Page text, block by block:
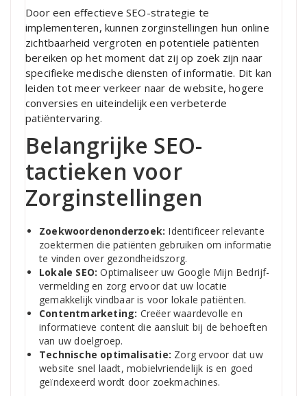
Door een effectieve SEO-strategie te
implementeren, kunnen zorginstellingen hun online
zichtbaarheid vergroten en potentiële patiënten
bereiken op het moment dat zij op zoek zijn naar
specifieke medische diensten of informatie. Dit kan
leiden tot meer verkeer naar de website, hogere
conversies en uiteindelijk een verbeterde
patiëntervaring.
Belangrijke SEO-
tactieken voor
Zorginstellingen
Zoekwoordenonderzoek: Identificeer relevante
zoektermen die patiënten gebruiken om informatie
te vinden over gezondheidszorg.
Lokale SEO: Optimaliseer uw Google Mijn Bedrijf-
vermelding en zorg ervoor dat uw locatie
gemakkelijk vindbaar is voor lokale patiënten.
Contentmarketing: Creëer waardevolle en
informatieve content die aansluit bij de behoeften
van uw doelgroep.
Technische optimalisatie: Zorg ervoor dat uw
website snel laadt, mobielvriendelijk is en goed
geïndexeerd wordt door zoekmachines.